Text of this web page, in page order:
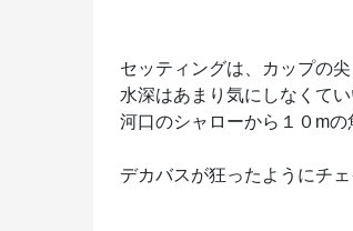
セッティングは、カップの
水深はあまり気にしなくて
河口のシャローから１０m
デカバスが狂ったようにチ